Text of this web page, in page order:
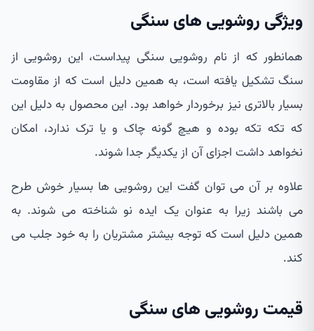
ویژگی روشویی های سنگی
همانطور که از نام روشویی سنگی پیداست، این روشویی از
سنگ تشکیل یافته است، به همین دلیل است که از مقاومت
بسیار بالاتری نیز برخوردار خواهد بود. این محصول به دلیل این
که تکه تکه بوده و هیچ گونه چاک و یا ترک ندارد، امکان
نخواهد داشت اجزای آن از یکدیگر جدا شوند.
علاوه بر آن می توان گفت این روشویی ها بسیار خوش طرح
می باشند زیرا به عنوان یک ایده نو شناخته می شوند. به
همین دلیل است که توجه بیشتر مشتریان را به خود جلب می
کند.
قیمت روشویی های سنگی